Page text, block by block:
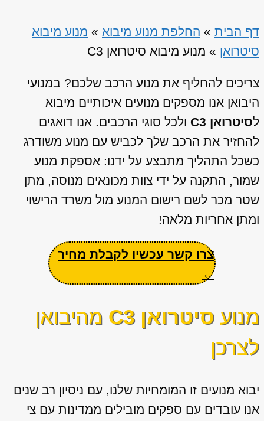
דף הבית » החלפת מנוע מיבוא » מנוע מיבוא
סיטרואן » מנוע מיבוא סיטרואן C3
צריכים להחליף את מנוע הרכב שלכם? במנועי
היבואן אנו מספקים מנועים איכותיים מיבוא
לסיטרואן C3
ולכל סוגי הרכבים. אנו דואגים
להחזיר את הרכב שלך לכביש עם מנוע משודרג
כשכל התהליך מתבצע על ידנו: אספקת מנוע
שמור, התקנה על ידי צוות מכונאים מנוסה, מתן
שטר מכר לשם רישום המנוע מול משרד הרישוי
ומתן אחריות מלאה!
צרו קשר עכשיו לקבלת מחיר
←
מנועסיטרואן C3
מהיבואן
לצרכן
יבוא מנועים זו המומחיות שלנו, עם ניסיון רב שנים
אנו עובדים עם ספקים מובילים ממדינות עם צי